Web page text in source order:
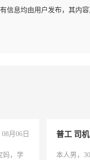
信息均由用户发布，其内
08月06日
妈，学
普工 司机
本人男，